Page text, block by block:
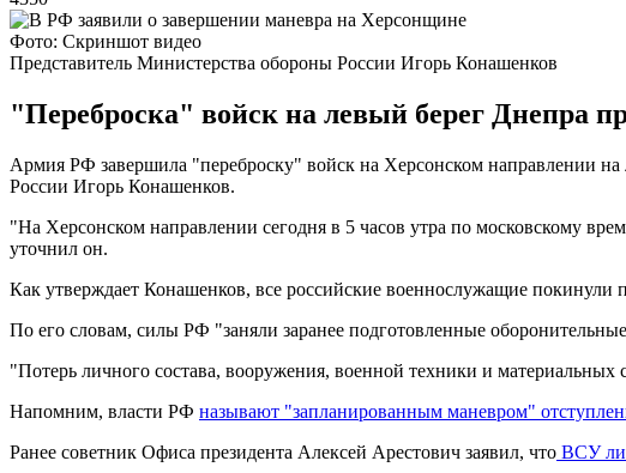
Фото: Скриншот видео
Представитель Министерства обороны России Игорь Конашенков
"Переброска" войск на левый берег Днепра
Армия РФ завершила "переброску" войск на Херсонском направлении
России Игорь Конашенков.
"На Херсонском направлении сегодня в 5 часов утра по московскому
уточнил он.
Как утверждает Конашенков, все российские военнослужащие
По его словам, силы РФ "заняли заранее подготовленные
"Потерь личного состава, вооружения, военной техники и
Напомним, власти РФ называют "запланированным маневром"
Ранее советник Офиса президента Алексей Арестович заявил, что ВСУ